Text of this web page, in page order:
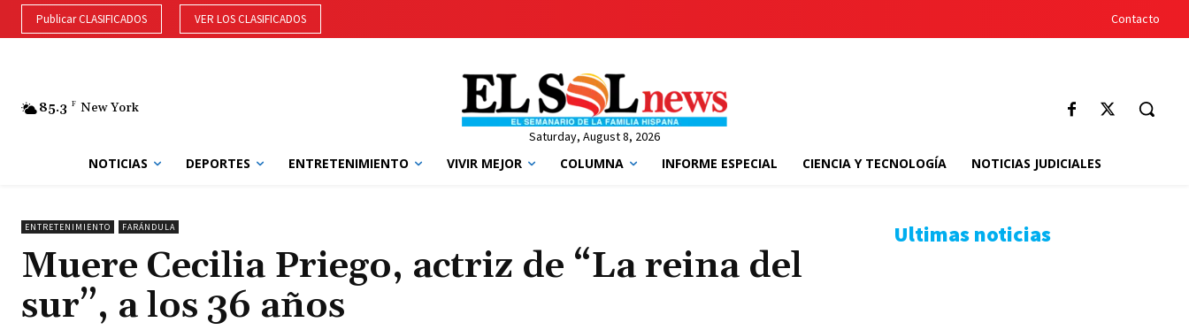
Publicar CLASIFICADOS VER LOS CLASIFICADOS Contacto
85.3 F New York
Saturday, August 8, 2026
NOTICIAS DEPORTES ENTRETENIMIENTO VIVIR MEJOR COLUMNA INFORME ESPECIAL CIENCIA Y TECNOLOGÍA NOTICIAS JUDICIALES
ENTRETENIMIENTO FARÁNDULA
Muere Cecilia Priego, actriz de “La reina del
sur”, a los 36 años
Ultimas noticias